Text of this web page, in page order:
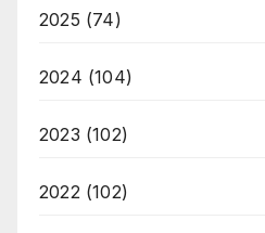
2025 (74)
2024 (104)
2023 (102)
2022 (102)